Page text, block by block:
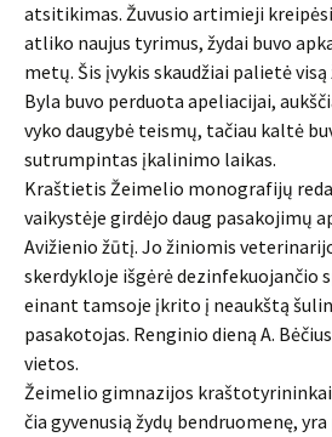
atsitikimas. Žuvusio artimieji
atliko naujus tyrimus, žydai buvo
metų. Šis įvykis skaudžiai palietė
Byla buvo perduota apeliacijai,
vyko daugybė teismų, tačiau kaltė
sutrumpintas įkalinimo laikas.
Kraštietis Žeimelio monografijų
vaikystėje girdėjo daug pasakojimų
Avižienio žūtį. Jo žiniomis
skerdykloje išgėrė
einant tamsoje įkrito į neaukštą
pasakotojas. Renginio dieną A.
vietos.
Žeimelio gimnazijos
čia gyvenusią žydų bendruomenę,